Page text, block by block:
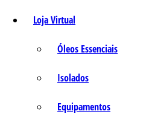
Loja Virtual
Óleos Essenciais
Isolados
Equipamentos